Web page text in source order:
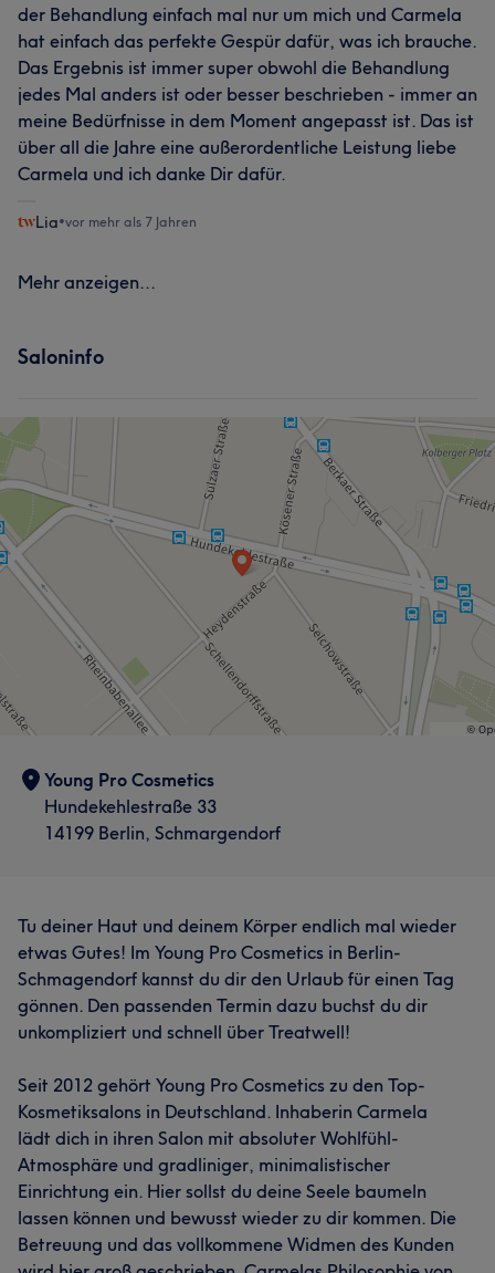
der Behandlung einfach mal nur um mich und Carmela
hat einfach das perfekte Gespür dafür, was ich brauche.
Das Ergebnis ist immer super obwohl die Behandlung
jedes Mal anders ist oder besser beschrieben - immer an
meine Bedürfnisse in dem Moment angepasst ist. Das ist
über all die Jahre eine außerordentliche Leistung liebe
Carmela und ich danke Dir dafür.
Lia•vor mehr als 7 Jahren
Mehr anzeigen...
Saloninfo
Young Pro Cosmetics
Hundekehlestraße 33
14199 Berlin, Schmargendorf
Tu deiner Haut und deinem Körper endlich mal wieder
etwas Gutes! Im Young Pro Cosmetics in Berlin-
Schmagendorf kannst du dir den Urlaub für einen Tag
gönnen. Den passenden Termin dazu buchst du dir
unkompliziert und schnell über Treatwell!
Seit 2012 gehört Young Pro Cosmetics zu den Top-
Kosmetiksalons in Deutschland. Inhaberin Carmela
lädt dich in ihren Salon mit absoluter Wohlfühl-
Atmosphäre und gradliniger, minimalistischer
Einrichtung ein. Hier sollst du deine Seele baumeln
lassen können und bewusst wieder zu dir kommen. Die
Betreuung und das vollkommene Widmen des Kunden